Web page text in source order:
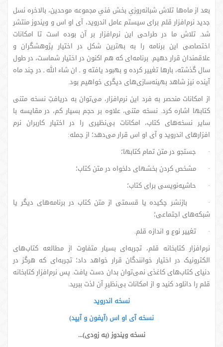
بعد از ماه‌ها تلاش شبانه‌روزیِ بخش فنیِ مجموعه موحدین، بالاخره نسل
جدید نرم‌افزار قلم برای سیستم عامل اندروید، آی او اس و ویندوز منتشر
شد. تلاش ما در طراحی این نرم‌افزار بر آن بوده است تا امکانات
اختصاصی این برنامه را به بهترین شکل در اختیار پژوهشگران و
علاقمندان قرار دهیم. برنامه‌ای که هم اکنون در اختیار شماست، در طول
سال گذشته، بارها تغییر کرده و بهبود یافته و ـ ان شاء الله ـ در چند ماه
آینده نیز شاهد بهینه‌سازی‌های دیگری خواهیم بود.
از امکانات منحصر به فرد این نرم‌افزار، می‌توان به دریافتِ نسخه متنی
کتابها اشاره کرد. نسخه متنی، علاوه بر حجم بسیار کم، در مقایسه با
سایر نسخه‌های کتاب، امکانات بی‌نظیری را در اختیار کاربران نرم
افزارهای اندروید و آی او اس قرار می‌دهد؛ از جمله:
· جستجو در متن تمام کتابها؛
· مشخص کردن بخشهای دلخواه در متن کتاب؛
· حاشیه‌نویسی برای کتاب؛
· بازنشر چکیده یا قسمتی از متن کتاب در برنامه‌های دیگر یا
شبکه‌های اجتماعی؛
· تغییر نوع و اندازه قلم.
نرم‌افزار کتابخانه قلم، تجربه‌ای بسیار متفاوت از مطالعه کتاب‌های
الکترونیک در اختیار خوانندگان قرار خواهد داد؛ تجربه‌ای که هرگز در
دنیای کتاب‌های کاغذی نمی‌توان بدان دست یافت. پس نرم‌افزار کتابخانه
قلم را دانلود کنید و از امکانات بی‌نظیرِ آن لذت ببرید.
نسخه اندروید
نسخه آی او اس (آیفون و آیپد)
نسخه ویندوز (به زودی)...